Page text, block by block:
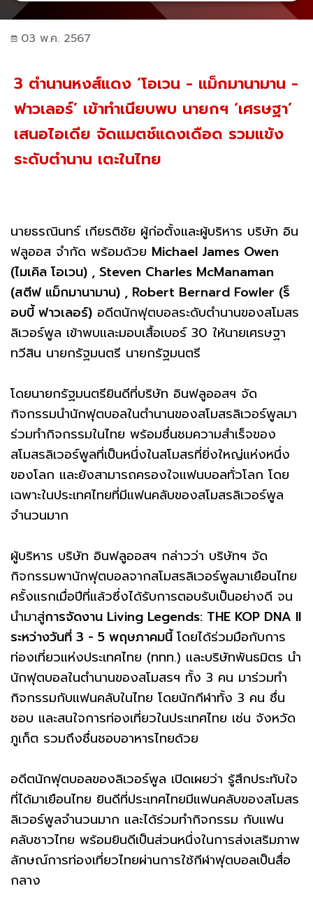
03 พ.ค. 2567
3 ตำนานหงส์แดง ‘โอเวน - แม็กมานามาน -
ฟาวเลอร์’ เข้าทำเนียบพบ นายกฯ ‘เศรษฐา’
เสนอไอเดีย จัดแมตช์แดงเดือด รวมแข้ง
ระดับตำนาน เตะในไทย
นายธรณินทร์ เกียรติชัย ผู้ก่อตั้งและผู้บริหาร บริษัท อิน
ฟลูออส จำกัด พร้อมด้วย Michael James Owen
(ไมเคิล โอเวน) , Steven Charles McManaman
(สตีฟ แม็กมานามาน) , Robert Bernard Fowler (ร็
อบบี้ ฟาวเลอร์) อดีตนักฟุตบอลระดับตำนานของสโมสร
ลิเวอร์พูล เข้าพบและมอบเสื้อเบอร์ 30 ให้นายเศรษฐา
ทวีสิน นายกรัฐมนตรี นายกรัฐมนตรี
โดยนายกรัฐมนตรียินดีที่บริษัท อินฟลูออสฯ จัด
กิจกรรมนำนักฟุตบอลในตำนานของสโมสรลิเวอร์พูลมา
ร่วมทำกิจกรรมในไทย พร้อมชื่นชมความสำเร็จของ
สโมสรลิเวอร์พูลที่เป็นหนึ่งในสโมสรที่ยิ่งใหญ่แห่งหนึ่ง
ของโลก และยังสามารถครองใจแฟนบอลทั่วโลก โดย
เฉพาะในประเทศไทยที่มีแฟนคลับของสโมสรลิเวอร์พูล
จำนวนมาก
ผู้บริหาร บริษัท อินฟลูออสฯ กล่าวว่า บริษัทฯ จัด
กิจกรรมพานักฟุตบอลจากสโมสรลิเวอร์พูลมาเยือนไทย
ครั้งแรกเมื่อปีที่แล้วซึ่งได้รับการตอบรับเป็นอย่างดี จน
นำมาสู่การจัดงาน Living Legends: THE KOP DNA II
ระหว่างวันที่ 3 - 5 พฤษภาคมนี้โดยได้ร่วมมือกับการ
ท่องเที่ยวแห่งประเทศไทย (ททท.) และบริษัทพันธมิตร นำ
นักฟุตบอลในตำนานของสโมสรฯ ทั้ง 3 คน มาร่วมทำ
กิจกรรมกับแฟนคลับในไทย โดยนักกีฬาทั้ง 3 คน ชื่น
ชอบ และสนใจการท่องเที่ยวในประเทศไทย เช่น จังหวัด
ภูเก็ต รวมถึงชื่นชอบอาหารไทยด้วย
อดีตนักฟุตบอลของลิเวอร์พูล เปิดเผยว่า รู้สึกประทับใจ
ที่ได้มาเยือนไทย ยินดีที่ประเทศไทยมีแฟนคลับของสโมสร
ลิเวอร์พูลจำนวนมาก และได้ร่วมทำกิจกรรม กับแฟน
คลับชาวไทย พร้อมยินดีเป็นส่วนหนึ่งในการส่งเสริมภาพ
ลักษณ์การท่องเที่ยวไทยผ่านการใช้กีฬาฟุตบอลเป็นสื่อ
กลาง